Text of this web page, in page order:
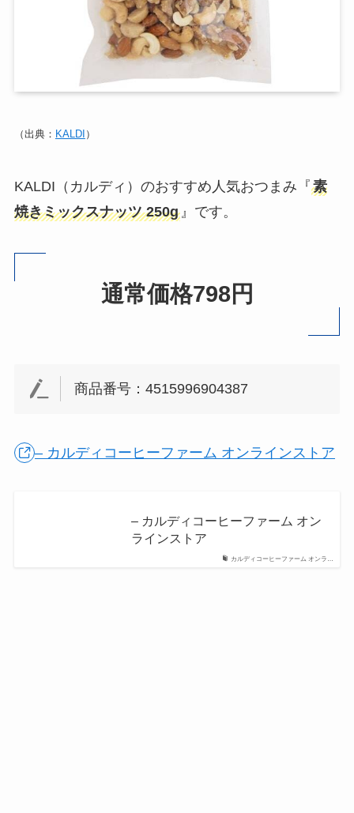
（出典： KALDI ）
KALDI（カルディ）のおすすめ人気おつまみ『素
焼きミックスナッツ 250g』です。
通常価格798円
商品番号：4515996904387
– カルディコーヒーファーム オンラインストア
カルディコーヒーファーム オンラ…
– カルディコーヒーファーム オン
ラインストア